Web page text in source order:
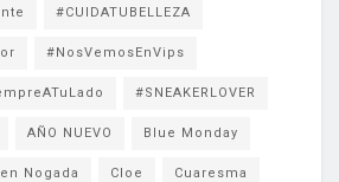
#CUIDATUBELLEZA
#NosVemosEnVips
#SNEAKERLOVER
AÑO NUEVO Blue Monday
Nogada Cloe Cuaresma